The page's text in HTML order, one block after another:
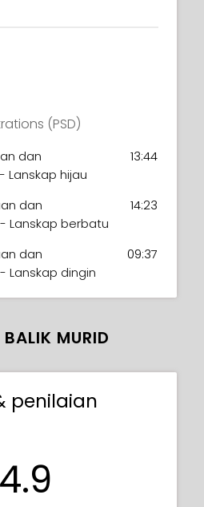
(PSD)
dan
Lanskap hijau
13:44
dan
Lanskap berbatu
14:23
dan
Lanskap dingin
09:37
MURID
penilaian
4.9